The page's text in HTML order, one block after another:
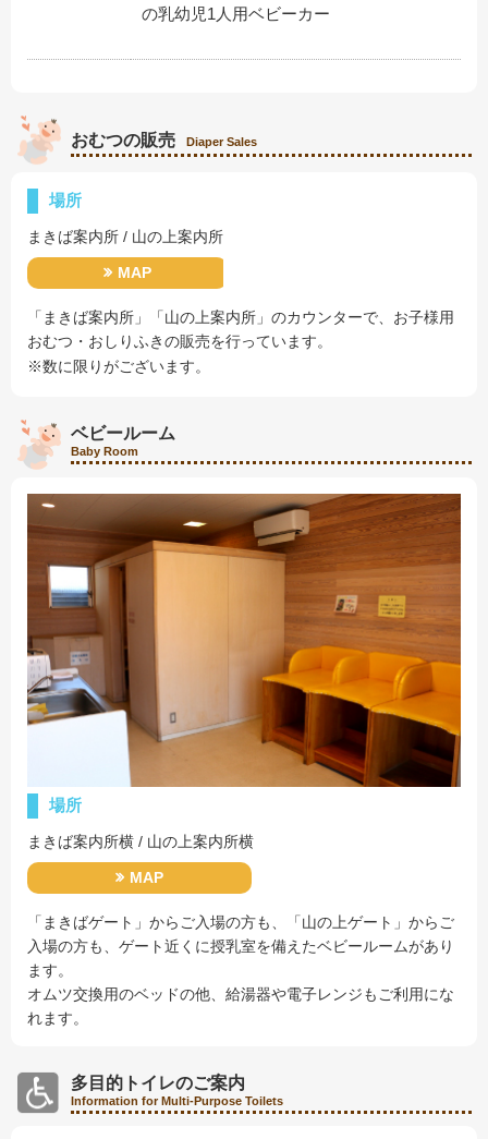
の乳幼児1人用ベビーカー
おむつの販売 Diaper Sales
場所
まきば案内所 / 山の上案内所
MAP
「まきば案内所」「山の上案内所」のカウンターで、お子様用
おむつ・おしりふきの販売を行っています。
※数に限りがございます。
ベビールーム
Baby Room
場所
まきば案内所横 / 山の上案内所横
MAP
「まきばゲート」からご入場の方も、「山の上ゲート」からご
入場の方も、ゲート近くに授乳室を備えたベビールームがあり
ます。
オムツ交換用のベッドの他、給湯器や電子レンジもご利用にな
れます。
多目的トイレのご案内
Information for Multi-Purpose Toilets